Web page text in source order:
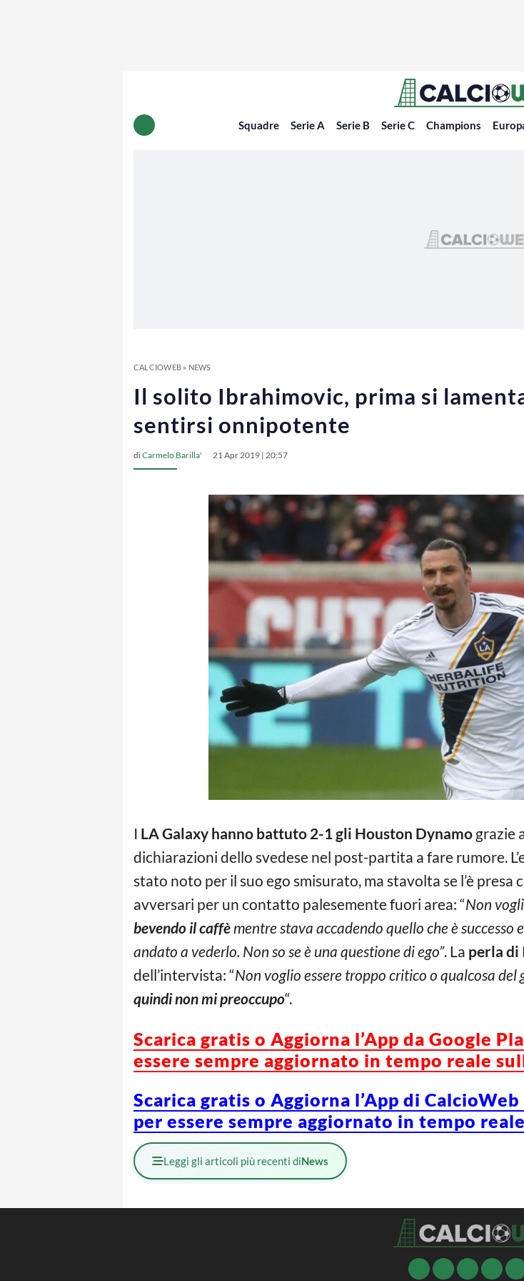
Squadre Serie A Serie B Serie C Champions
CALCIOWEB» NEWS
Il solito Ibrahimovic, prima si
sentirsi onnipotente
diCarmelo Barilla' 21 Apr 2019 | 20:57
I LA Galaxy hanno battuto 2-1 gli Houston Dynamo grazie
dichiarazioni dello svedese nel post-partita a fare rumore.
stato noto per il suo ego smisurato, ma stavolta se l’è presa
avversari per un contatto palesemente fuori area: “Non
bevendo il caffè mentre stava accadendo quello che è successo
andato a vederlo. Non so se è una questione di ego”. La perla di
dell’intervista: “Non voglio essere troppo critico o qualcosa del
quindi non mi preoccupo“.
Scarica gratis o Aggiorna l’App da Google
essere sempre aggiornato in tempo reale
Scarica gratis o Aggiorna l’App di
per essere sempre aggiornato in tempo
Leggi gli articoli più recenti diNews